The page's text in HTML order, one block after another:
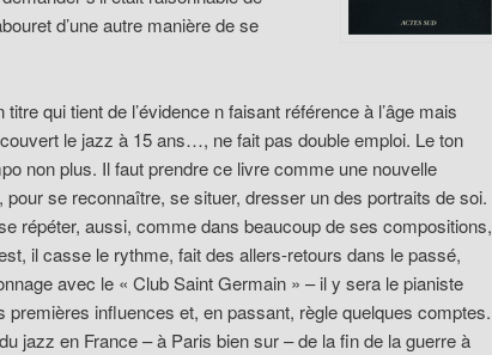
d’une autre manière de se
qui tient de l’évidence n faisant référence à l’âge mais
le jazz à 15 ans…, ne fait pas double emploi. Le ton
non plus. Il faut prendre ce livre comme une nouvelle
pour se reconnaître, se situer, dresser un des portraits de soi.
répéter, aussi, comme dans beaucoup de ses compositions,
il casse le rythme, fait des allers-retours dans le passé,
avec le « Club Saint Germain » – il y sera le pianiste
premières influences et, en passant, règle quelques comptes.
jazz en France – à Paris bien sur – de la fin de la guerre à